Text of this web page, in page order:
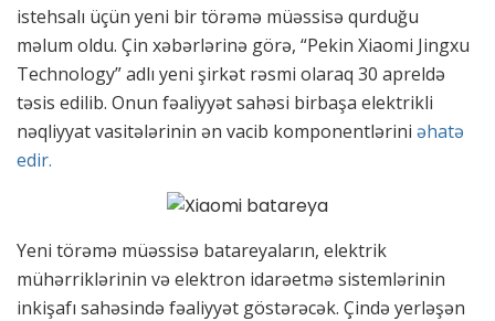
istehsalı üçün yeni bir törəmə müəssisə qurduğu
məlum oldu. Çin xəbərlərinə görə, “Pekin Xiaomi Jingxu
Technology” adlı yeni şirkət rəsmi olaraq 30 apreldə
təsis edilib. Onun fəaliyyət sahəsi birbaşa elektrikli
nəqliyyat vasitələrinin ən vacib komponentlərini əhatə
edir.
Yeni törəmə müəssisə batareyaların, elektrik
mühərriklərinin və elektron idarəetmə sistemlərinin
inkişafı sahəsində fəaliyyət göstərəcək. Çində yerləşən